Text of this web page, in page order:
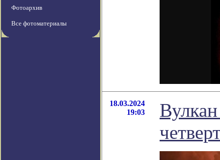
Фотоархив
Все фотоматериалы
18.03.2024
19:03